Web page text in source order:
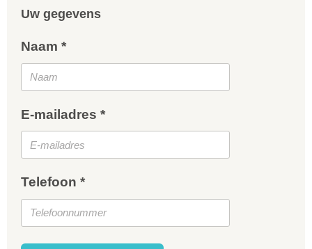
Uw gegevens
Naam *
E-mailadres *
Telefoon *